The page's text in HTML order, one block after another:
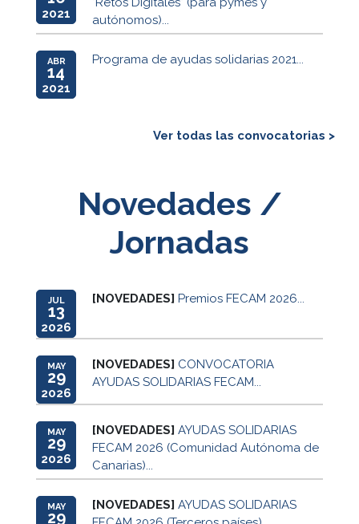
2021
autónomos)...
ABR
14
2021
Programa de ayudas solidarias 2021...
Ver todas las convocatorias >
Novedades /
Jornadas
JUL
13
2026
[NOVEDADES] Premios FECAM 2026...
MAY
29
2026
[NOVEDADES] CONVOCATORIA
AYUDAS SOLIDARIAS FECAM...
MAY
29
2026
[NOVEDADES] AYUDAS SOLIDARIAS
FECAM 2026 (Comunidad Autónoma de
Canarias)...
MAY
29
[NOVEDADES] AYUDAS SOLIDARIAS